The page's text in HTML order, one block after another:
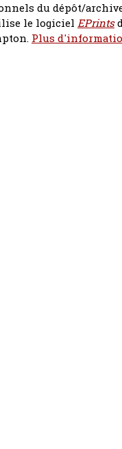
du dépôt/
le logiciel EPrints
Plus